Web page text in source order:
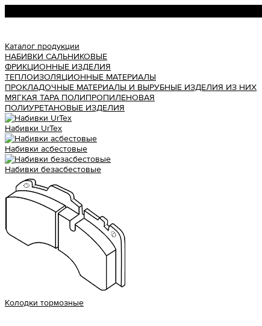
Каталог продукции
НАБИВКИ САЛЬНИКОВЫЕ
ФРИКЦИОННЫЕ ИЗДЕЛИЯ
ТЕПЛОИЗОЛЯЦИОННЫЕ МАТЕРИАЛЫ
ПРОКЛАДОЧНЫЕ МАТЕРИАЛЫ И ВЫРУБНЫЕ ИЗДЕЛИЯ ИЗ НИХ
МЯГКАЯ ТАРА ПОЛИПРОПИЛЕНОВАЯ
ПОЛИУРЕТАНОВЫЕ ИЗДЕЛИЯ
Набивки UrTex
Набивки асбестовые
Набивки безасбестовые
Колодки тормозные